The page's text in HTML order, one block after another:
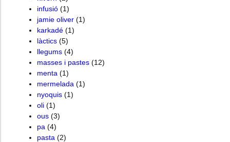
infusió (1)
jamie oliver (1)
karkadé (1)
làctics (5)
llegums (4)
masses i pastes (12)
menta (1)
mermelada (1)
nyoquis (1)
oli (1)
ous (3)
pa (4)
pasta (2)